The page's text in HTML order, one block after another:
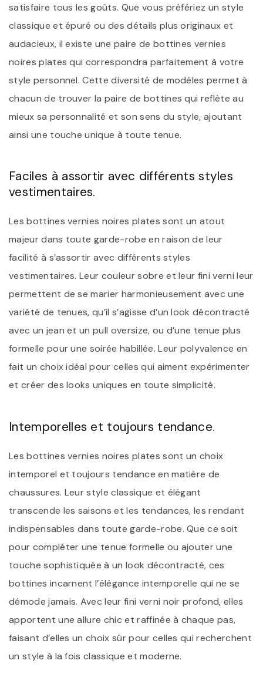
satisfaire tous les goûts. Que vous préfériez un style
classique et épuré ou des détails plus originaux et
audacieux, il existe une paire de bottines vernies
noires plates qui correspondra parfaitement à votre
style personnel. Cette diversité de modèles permet à
chacun de trouver la paire de bottines qui reflète au
mieux sa personnalité et son sens du style, ajoutant
ainsi une touche unique à toute tenue.
Faciles à assortir avec différents styles
vestimentaires.
Les bottines vernies noires plates sont un atout
majeur dans toute garde-robe en raison de leur
facilité à s’assortir avec différents styles
vestimentaires. Leur couleur sobre et leur fini verni leur
permettent de se marier harmonieusement avec une
variété de tenues, qu’il s’agisse d’un look décontracté
avec un jean et un pull oversize, ou d’une tenue plus
formelle pour une soirée habillée. Leur polyvalence en
fait un choix idéal pour celles qui aiment expérimenter
et créer des looks uniques en toute simplicité.
Intemporelles et toujours tendance.
Les bottines vernies noires plates sont un choix
intemporel et toujours tendance en matière de
chaussures. Leur style classique et élégant
transcende les saisons et les tendances, les rendant
indispensables dans toute garde-robe. Que ce soit
pour compléter une tenue formelle ou ajouter une
touche sophistiquée à un look décontracté, ces
bottines incarnent l’élégance intemporelle qui ne se
démode jamais. Avec leur fini verni noir profond, elles
apportent une allure chic et raffinée à chaque pas,
faisant d’elles un choix sûr pour celles qui recherchent
un style à la fois classique et moderne.